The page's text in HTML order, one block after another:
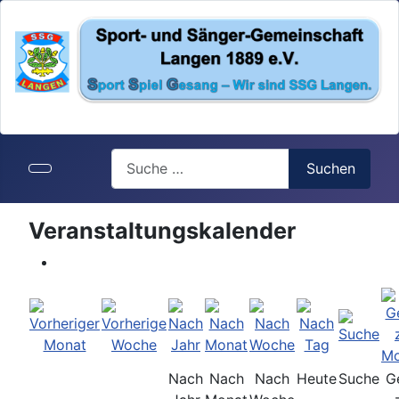
Search
Suchen
Veranstaltungskalender
Nach Nach
Nach HeuteSuche